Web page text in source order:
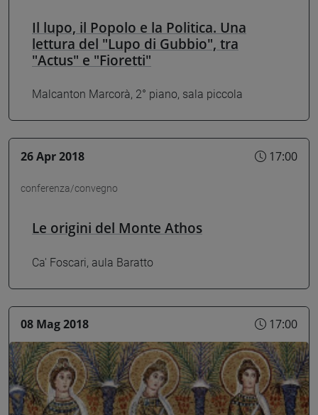
Il lupo, il Popolo e la Politica. Una
lettura del "Lupo di Gubbio", tra
"Actus" e "Fioretti"
Malcanton Marcorà, 2° piano, sala piccola
26 Apr 2018 17:00
conferenza/convegno
Le origini del Monte Athos
Ca' Foscari, aula Baratto
08 Mag 2018 17:00